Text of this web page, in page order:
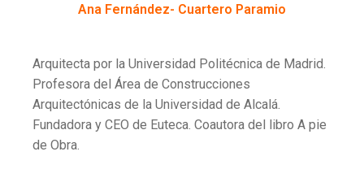
Ana Fernández- Cuartero Paramio
Arquitecta por la Universidad Politécnica de Madrid.
Profesora del Área de Construcciones
Arquitectónicas de la Universidad de Alcalá.
Fundadora y CEO de Euteca. Coautora del libro A pie
de Obra.